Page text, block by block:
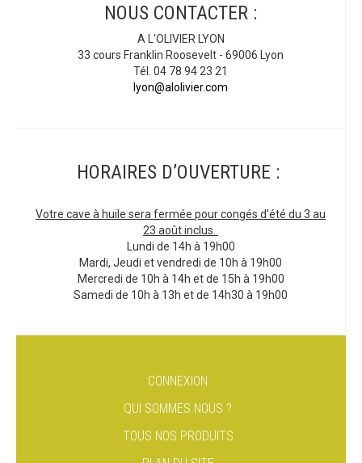
NOUS CONTACTER :
A L'OLIVIER LYON
33 cours Franklin Roosevelt - 69006 Lyon
Tél. 04 78 94 23 21
lyon@alolivier.com
HORAIRES D’OUVERTURE :
Votre cave à huile sera fermée pour congés d'été du 3 au
23 août inclus.
Lundi de 14h à 19h00
Mardi, Jeudi et vendredi de 10h à 19h00
Mercredi de 10h à 14h et de 15h à 19h00
Samedi de 10h à 13h et de 14h30 à 19h00
CONNEXION
QUI SOMMES NOUS ?
TOUS NOS PRODUITS